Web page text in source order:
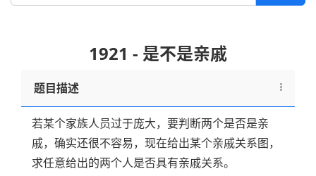
1921 - 是不是亲戚
题目描述
若某个家族人员过于庞大，要判断两个是否是亲
戚，确实还很不容易，现在给出某个亲戚关系图，
求任意给出的两个人是否具有亲戚关系。